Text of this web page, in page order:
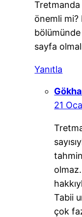
önemli mi?
sayfa
Yanıtla
21
Tabii
çok